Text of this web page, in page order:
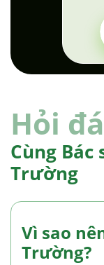
Hỏi
Cùng
Trường
Vì sao
Trường?